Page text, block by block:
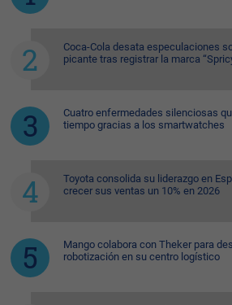
Coca-Cola desata especulaciones
picante tras registrar la marca
Cuatro enfermedades silenciosas
tiempo gracias a los smartwatches
Toyota consolida su liderazgo en
crecer sus ventas un 10% en 2026
Mango colabora con Theker para
robotización en su centro logístico